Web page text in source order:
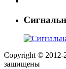
Copyright ©
защищены